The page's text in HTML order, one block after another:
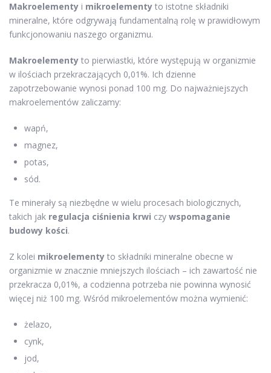
Makroelementy i mikroelementy to istotne składniki
mineralne, które odgrywają fundamentalną rolę w prawidłowym
funkcjonowaniu naszego organizmu.
Makroelementy to pierwiastki, które występują w organizmie
w ilościach przekraczających 0,01%. Ich dzienne
zapotrzebowanie wynosi ponad 100 mg. Do najważniejszych
makroelementów zaliczamy:
wapń,
magnez,
potas,
sód.
Te minerały są niezbędne w wielu procesach biologicznych,
takich jak regulacja ciśnienia krwi czy wspomaganie
budowy kości.
Z kolei mikroelementy to składniki mineralne obecne w
organizmie w znacznie mniejszych ilościach – ich zawartość nie
przekracza 0,01%, a codzienna potrzeba nie powinna wynosić
więcej niż 100 mg. Wśród mikroelementów można wymienić:
żelazo,
cynk,
jod,